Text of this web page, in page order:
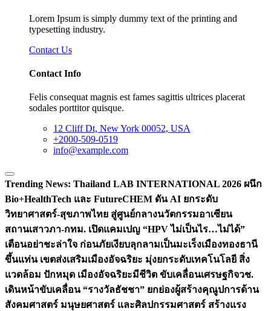
Lorem Ipsum is simply dummy text of the printing and
typesetting industry.
Contact Us
Contact Info
Felis consequat magnis est fames sagittis ultrices placerat
sodales porttitor quisque.
12 Cliff Dt, New York 00052, USA
+2000-509-0519
info@example.com
Trending News: Thailand LAB INTERNATIONAL 2026 ผนึก
Bio+HealthTech และ FutureCHEM ดัน AI ยกระดับ
วิทยาศาสตร์-สุขภาพไทย สู่ศูนย์กลางนวัตกรรมอาเซียน
สถานเสาวภา-กทม. เปิดแคมเปญ “HPV ไม่เป็นไร…ไม่ได้”
เตือนอย่าชะล่าใจ ก่อนภัยเงียบลุกลามเป็นมะเร็งเมืองทองธานี
ขึ้นแท่น เขตส่งเสริมเมืองอัจฉริยะ มุ่งยกระดับเทคโนโลยี สิ่ง
แวดล้อม ปักหมุด เมืองอัจฉริยะมีชีวิต ขับเคลื่อนเศรษฐกิจวช.
เดินหน้าขับเคลื่อน “รางวัลธัชชา” ยกย่องผู้สร้างคุณูปการด้าน
สังคมศาสตร์ มนุษยศาสตร์ และศิลปกรรมศาสตร์ สร้างแรง